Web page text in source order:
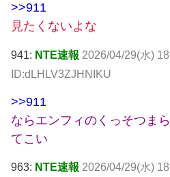
>>911
見たくないよな
941: NTE速報 2026/04/29(水)
ID:dLHLV3ZJHNIKU
>>911
ならエンフィのくっそつま
てこい
963: NTE速報 2026/04/29(水)